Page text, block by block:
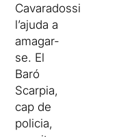
Cavaradossi
l’ajuda a
amagar-
se. El
Baró
Scarpia,
cap de
policia,